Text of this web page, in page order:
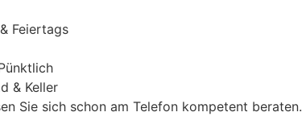
Feiertags
& Keller
Sie sich schon am Telefon kompetent beraten.